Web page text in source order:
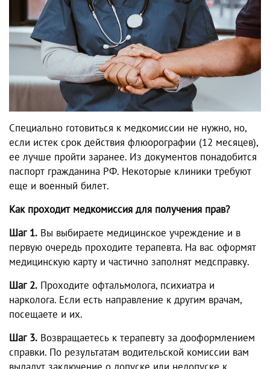
Специально готовиться к медкомиссии не нужно, но,
если истек срок действия флюорографии (12 месяцев),
ее лучше пройти заранее. Из документов понадобится
паспорт гражданина РФ. Некоторые клиники требуют
еще и военный билет.
Как проходит медкомиссия для получения прав?
Шаг 1. Вы выбираете медицинское учреждение и в
первую очередь проходите терапевта. На вас оформят
медицинскую карту и частично заполнят медсправку.
Шаг 2. Проходите офтальмолога, психиатра и
нарколога. Если есть направление к другим врачам,
посещаете и их.
Шаг 3. Возвращаетесь к терапевту за дооформлением
справки. По результатам водительской комиссии вам